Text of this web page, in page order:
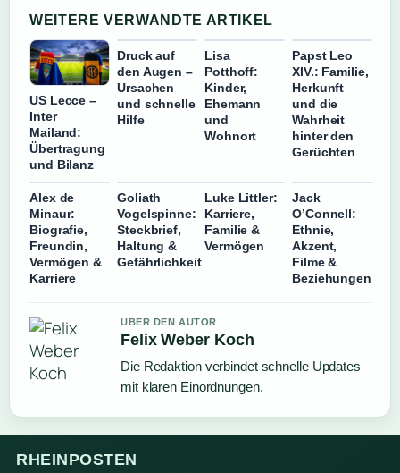
WEITERE VERWANDTE ARTIKEL
US Lecce –
Inter
Mailand:
Übertragung
und Bilanz
Druck auf
den Augen –
Ursachen
und schnelle
Hilfe
Lisa
Potthoff:
Kinder,
Ehemann
und
Wohnort
Papst Leo
XIV.: Familie,
Herkunft
und die
Wahrheit
hinter den
Gerüchten
Alex de
Minaur:
Biografie,
Freundin,
Vermögen &
Karriere
Goliath
Vogelspinne:
Steckbrief,
Haltung &
Gefährlichkeit
Luke Littler:
Karriere,
Familie &
Vermögen
Jack
O’Connell:
Ethnie,
Akzent,
Filme &
Beziehungen
UBER DEN AUTOR
Felix Weber Koch
Die Redaktion verbindet schnelle Updates
mit klaren Einordnungen.
RHEINPOSTEN